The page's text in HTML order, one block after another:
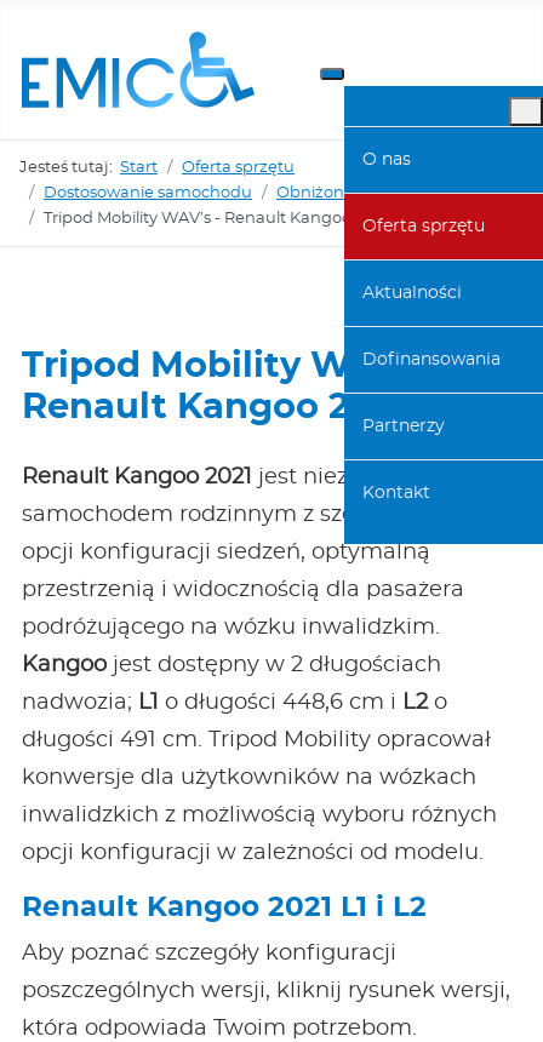
O nas
Oferta sprzętu
Aktualności
Dofinansowania
Partnerzy
Kontakt
Jesteś tutaj: Start
Oferta sprzętu
Dostosowanie samochodu
Obniżona podłoga
Renault
Tripod Mobility WAV’s - Renault Kangoo 2021
Tripod Mobility WAV’s -
Renault Kangoo 2021
Renault Kangoo 2021 jest niezawodnym
samochodem rodzinnym z szeroką gamą
opcji konfiguracji siedzeń, optymalną
przestrzenią i widocznością dla pasażera
podróżującego na wózku inwalidzkim.
Kangoojest dostępny w 2 długościach
nadwozia; L1o długości 448,6 cm i L2o
długości 491 cm. Tripod Mobility opracował
konwersje dla użytkowników na wózkach
inwalidzkich z możliwością wyboru różnych
opcji konfiguracji w zależności od modelu.
Renault Kangoo 2021 L1 i L2
Aby poznać szczegóły konfiguracji
poszczególnych wersji, kliknij rysunek wersji,
która odpowiada Twoim potrzebom.